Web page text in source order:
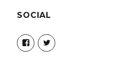
SOCIAL
Profil
von
christoph.fleischer1
Profil
von